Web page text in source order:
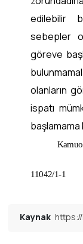
edilebilir
sebepler
göreve
olanların
ispatı
başlamama
11042/1-1
Kaynak